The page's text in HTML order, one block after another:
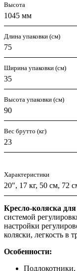
Высота
1045 мм
Длина упаковки (см)
75
Ширина упаковки (см)
35
Высота упаковки (см)
90
Вес брутто (кг)
23
Характеристики
20", 17 кг, 50 см, 72
Кресло-коляска
системой
настройки
коляски, легкость в
Особенности:
Подлокотники,